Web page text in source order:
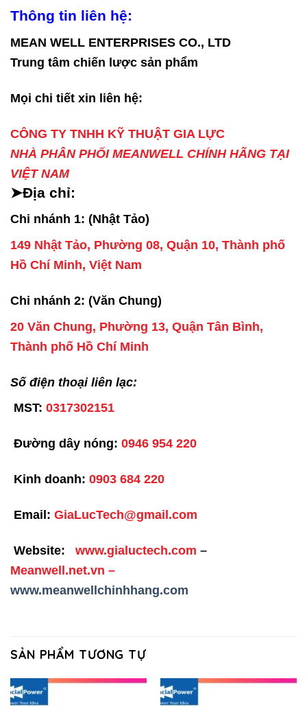
Thông tin liên hệ:
MEAN WELL ENTERPRISES CO., LTD
Trung tâm chiến lược sản phẩm
Mọi chi tiết xin liên hệ:
CÔNG TY TNHH KỸ THUẬT GIA LỰC
NHÀ PHÂN PHỐI MEANWELL CHÍNH HÃNG TẠI
VIỆT NAM
➤Địa chỉ:
Chi nhánh 1: (Nhật Tảo)
149 Nhật Tảo, Phường 08, Quận 10, Thành phố
Hồ Chí Minh, Việt Nam
Chi nhánh 2: (Văn Chung)
20 Văn Chung, Phường 13, Quận Tân Bình,
Thành phố Hồ Chí Minh
Số điện thoại liên lạc:
MST: 0317302151
Đường dây nóng: 0946 954 220
Kinh doanh: 0903 684 220
Email: GiaLucTech@gmail.com
Website: www.gialuctech.com –
Meanwell.net.vn –
www.meanwellchinhhang.com
SẢN PHẨM TƯƠNG TỰ